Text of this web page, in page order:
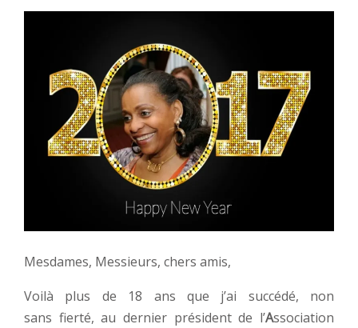
Mesdames, Messieurs, chers amis,
Voilà plus de 18 ans que j’ai succédé, non
sans fierté, au dernier président de l’Association